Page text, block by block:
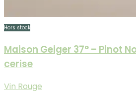
Hors stock
Maison Geiger 37° – Pinot
cerise
Vin Rouge